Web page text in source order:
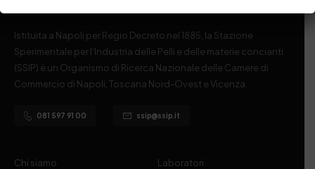
Istituita a Napoli per Regio Decreto nel 1885, la Stazione
Sperimentale per l’Industria delle Pelli e delle materie concianti
(SSIP) è un Organismo di Ricerca Nazionale delle Camere di
Commercio di Napoli, Toscana Nord-Ovest e Vicenza.
081 597 91 00 ssip@ssip.it
Chi siamo
Laboratori